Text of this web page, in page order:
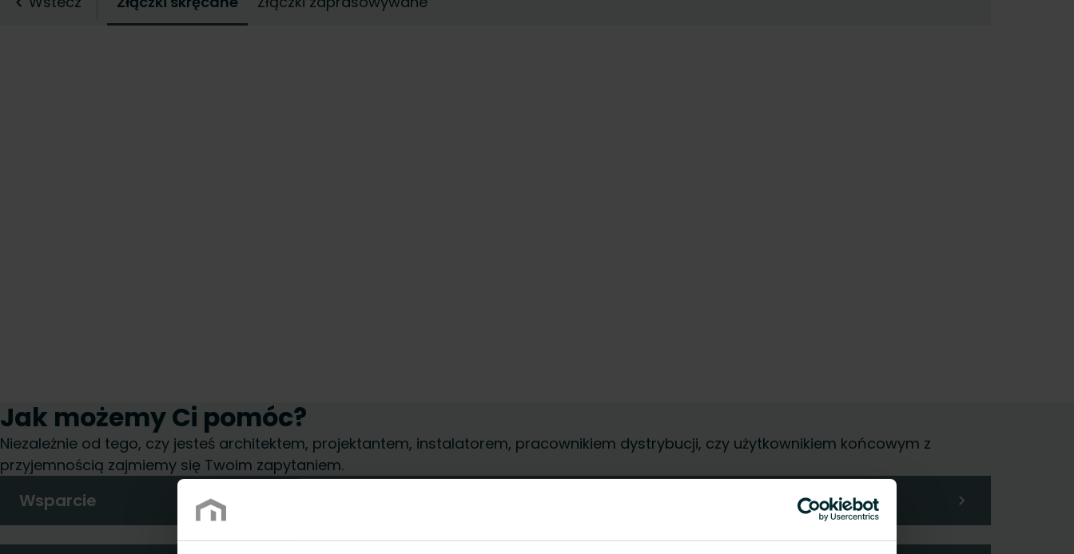
Jak możemy Ci pomóc?
Niezależnie od tego, czy jesteś architektem, projektantem, instalatorem, pracownikiem dystrybucji, czy użytkownikiem końcowym z
przyjemnością zajmiemy się Twoim zapytaniem.
Wsparcie